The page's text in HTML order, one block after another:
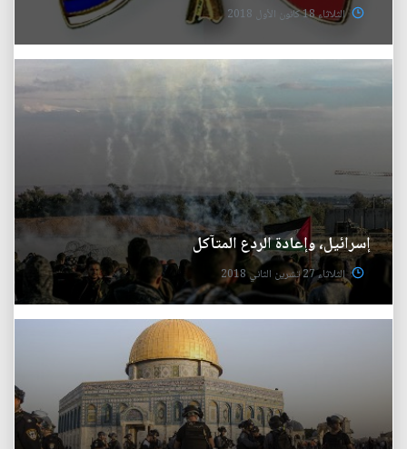
الثلاثاء 18 كانون الأول 2018
إسرائيل، وإعادة الردع المتآكل
الثلاثاء 27 تشرين الثاني 2018